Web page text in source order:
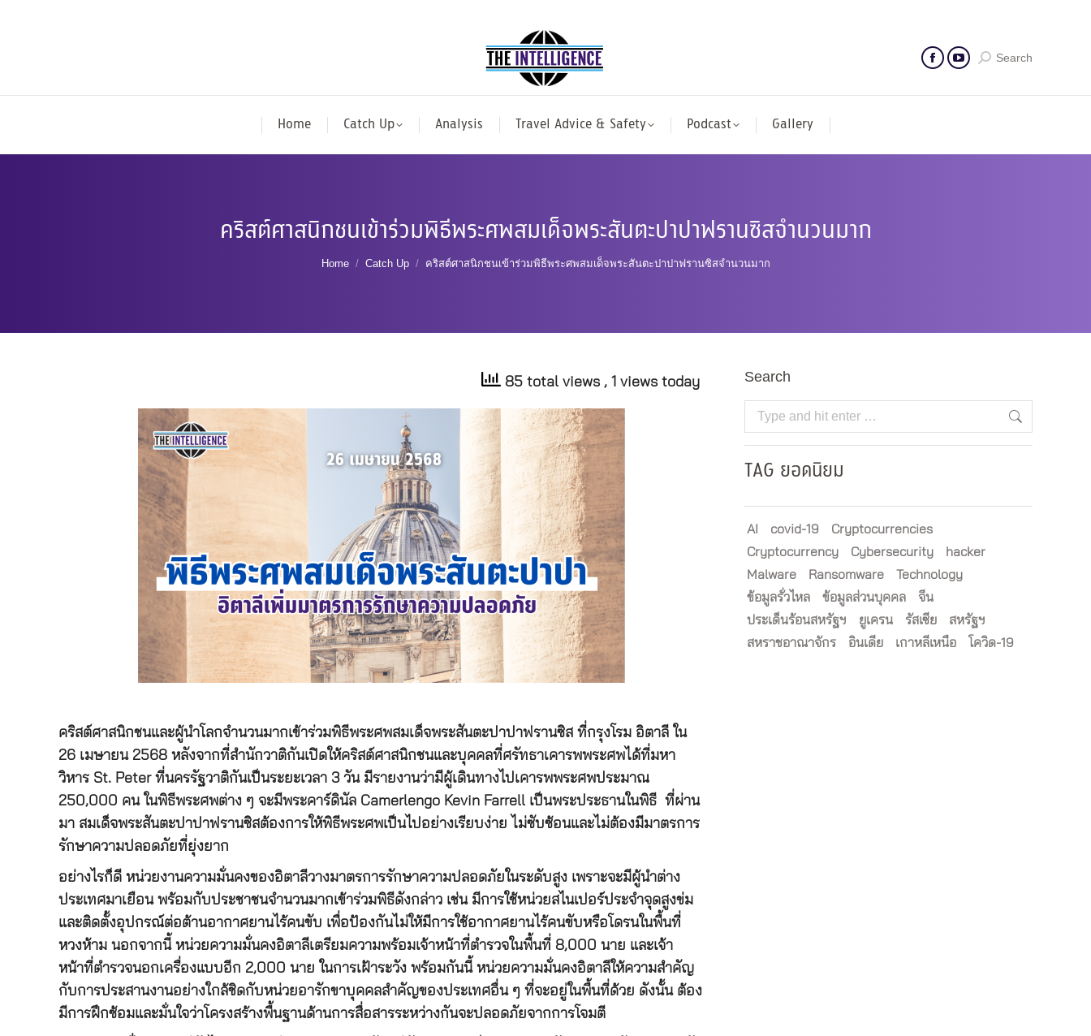
Search
Home Catch Up Analysis Travel Advice & Safety Podcast Gallery
คริสต์ศาสนิกชนเข้าร่วมพิธีพระศพสมเด็จพระสันตะปาปาฟรานซิสจำนวนมาก
You are here:
Home Catch Up คริสต์ศาสนิกชนเข้าร่วมพิธีพระศพสมเด็จพระสันตะปาปาฟรานซิสจำนวนมาก
85 total views , 1 views today
คริสต์ศาสนิกชนและผู้นำโลกจำนวนมากเข้าร่วมพิธีพระศพสมเด็จพระสันตะปาปาฟรานซิส ที่กรุงโรม อิตาลี ใน
26 เมษายน 2568 หลังจากที่สำนักวาติกันเปิดให้คริสต์ศาสนิกชนและบุคคลที่ศรัทธาเคารพพระศพได้ที่มหา
วิหาร St. Peter ที่นครรัฐวาติกันเป็นระยะเวลา 3 วัน มีรายงานว่ามีผู้เดินทางไปเคารพพระศพประมาณ
250,000 คน ในพิธีพระศพต่าง ๆ จะมีพระคาร์ดินัล Camerlengo Kevin Farrell เป็นพระประธานในพิธี ที่ผ่าน
มา สมเด็จพระสันตะปาปาฟรานซิสต้องการให้พิธีพระศพเป็นไปอย่างเรียบง่าย ไม่ซับซ้อนและไม่ต้องมีมาตรการ
รักษาความปลอดภัยที่ยุ่งยาก
อย่างไรก็ดี หน่วยงานความมั่นคงของอิตาลีวางมาตรการรักษาความปลอดภัยในระดับสูง เพราะจะมีผู้นำต่าง
ประเทศมาเยือน พร้อมกับประชาชนจำนวนมากเข้าร่วมพิธีดังกล่าว เช่น มีการใช้หน่วยสไนเปอร์ประจำจุดสูงข่ม
และติดตั้งอุปกรณ์ต่อต้านอากาศยานไร้คนขับ เพื่อป้องกันไม่ให้มีการใช้อากาศยานไร้คนขับหรือโดรนในพื้นที่
หวงห้าม นอกจากนี้ หน่วยความมั่นคงอิตาลีเตรียมความพร้อมเจ้าหน้าที่ตำรวจในพื้นที่ 8,000 นาย และเจ้า
หน้าที่ตำรวจนอกเครื่องแบบอีก 2,000 นาย ในการเฝ้าระวัง พร้อมกันนี้ หน่วยความมั่นคงอิตาลีให้ความสำคัญ
กับการประสานงานอย่างใกล้ชิดกับหน่วยอารักขาบุคคลสำคัญของประเทศอื่น ๆ ที่จะอยู่ในพื้นที่ด้วย ดังนั้น ต้อง
มีการฝึกซ้อมและมั่นใจว่าโครงสร้างพื้นฐานด้านการสื่อสารระหว่างกันจะปลอดภัยจากการโจมตี
Search
Search:
TAG ยอดนิยม
AI covid-19
Cryptocurrencies
Cryptocurrency
Cybersecurity
hacker
Malware
Ransomware
Technology
ข้อมูลรั่วไหล
ข้อมูลส่วนบุคคล
จีน
ประเด็นร้อนสหรัฐฯ
ยูเครน รัสเซีย
สหรัฐฯ
สหราชอาณาจักร
อินเดีย เกาหลีเหนือ โควิด-19